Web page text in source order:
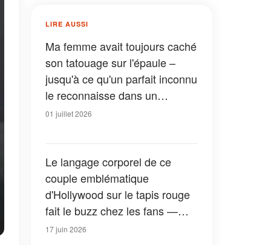
LIRE AUSSI
Ma femme avait toujours caché
son tatouage sur l'épaule –
jusqu'à ce qu'un parfait inconnu
le reconnaisse dans un
supermarché
01 juillet 2026
Le langage corporel de ce
couple emblématique
d'Hollywood sur le tapis rouge
fait le buzz chez les fans —
Des photos de leur enfance à
17 juin 2026